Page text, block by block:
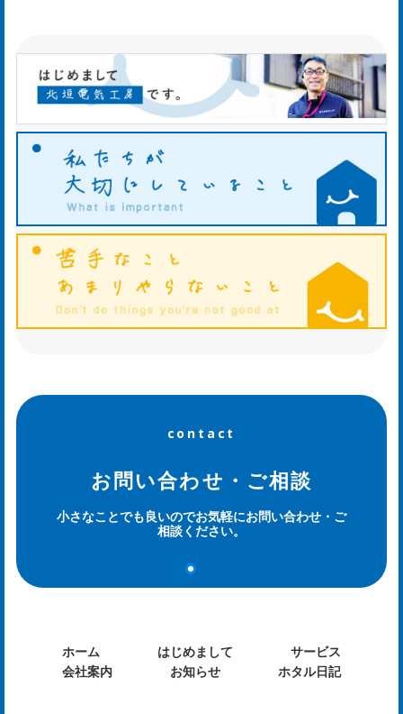
contact
お問い合わせ・ご相談
小さなことでも良いのでお気軽にお問い合わせ・ご
相談ください。
ホーム はじめまして
サービス
会社案内
お知らせ ホタル日記